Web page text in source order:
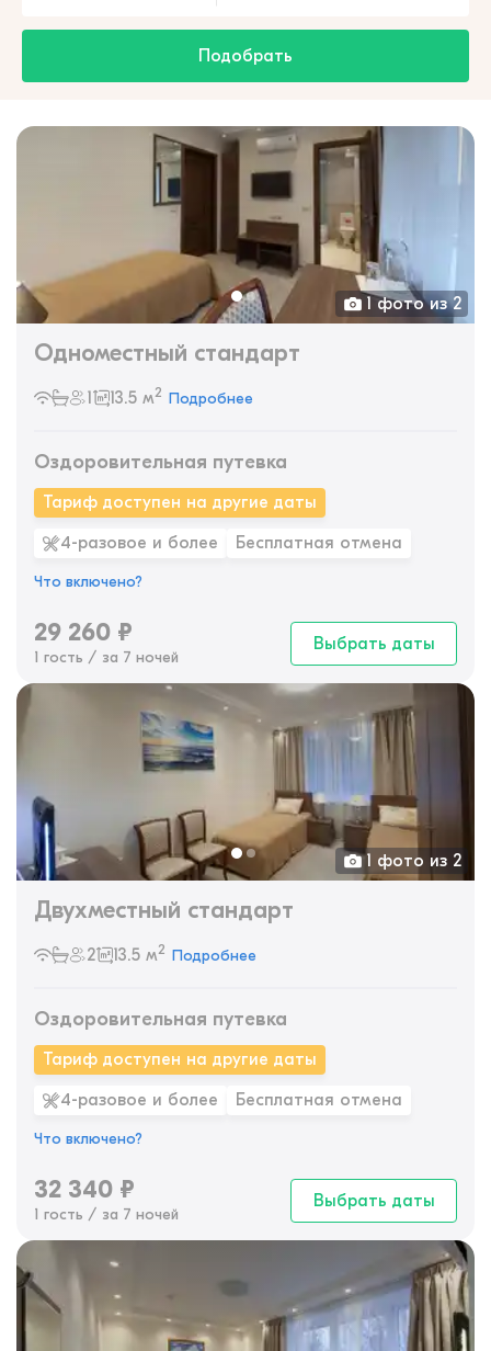
Подобрать
1 фото из 2
Одноместный стандарт
1 13.5 м2 Подробнее
Оздоровительная путевка
Тариф доступен на другие даты
4-разовое и более Бесплатная отмена
Что включено?
29 260 ₽
1 гость / за 7 ночей
Выбрать даты
1 фото из 2
Двухместный стандарт
2 13.5 м2 Подробнее
Оздоровительная путевка
Тариф доступен на другие даты
4-разовое и более Бесплатная отмена
Что включено?
32 340 ₽
1 гость / за 7 ночей
Выбрать даты